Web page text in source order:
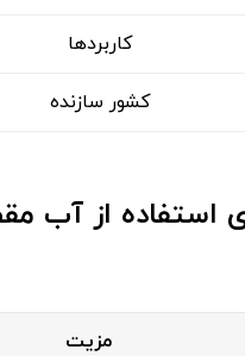
کاربردها
کشور سازنده
استفاده از آب
مزیت